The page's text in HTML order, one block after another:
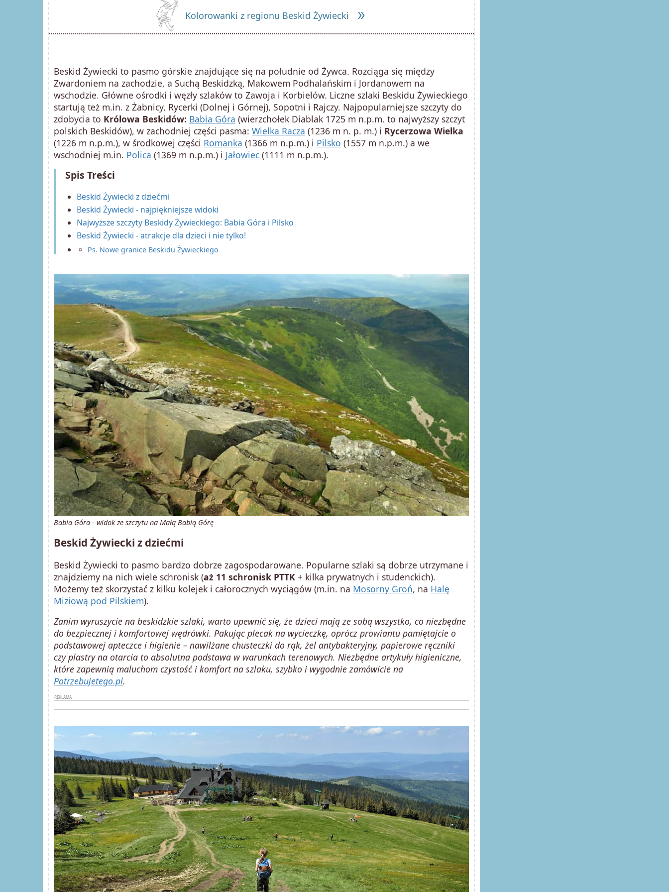
Kolorowanki z regionu Beskid Żywiecki double_arrow
Beskid Żywiecki to pasmo górskie znajdujące się na południe od Żywca. Rozciąga się między
Zwardoniem na zachodzie, a Suchą Beskidzką, Makowem Podhalańskim i Jordanowem na
wschodzie. Główne ośrodki i węzły szlaków to Zawoja i Korbielów. Liczne szlaki Beskidu Żywieckiego
startują też m.in. z Żabnicy, Rycerki (Dolnej i Górnej), Sopotni i Rajczy. Najpopularniejsze szczyty do
zdobycia to Królowa Beskidów: Babia Góra (wierzchołek Diablak 1725 m n.p.m. to najwyższy szczyt
polskich Beskidów), w zachodniej części pasma: Wielka Racza (1236 m n. p. m.) i Rycerzowa Wielka
(1226 m n.p.m.), w środkowej części Romanka (1366 m n.p.m.) i Pilsko (1557 m n.p.m.) a we
wschodniej m.in. Polica (1369 m n.p.m.) i Jałowiec (1111 m n.p.m.).
Spis Treści
Beskid Żywiecki z dziećmi
Beskid Żywiecki - najpiękniejsze widoki
Najwyższe szczyty Beskidy Żywieckiego: Babia Góra i Pilsko
Beskid Żywiecki - atrakcje dla dzieci i nie tylko!
Ps. Nowe granice Beskidu Żywieckiego
Babia Góra - widok ze szczytu na Małą Babią Górę
Beskid Żywiecki z dziećmi
Beskid Żywiecki to pasmo bardzo dobrze zagospodarowane. Popularne szlaki są dobrze utrzymane i
znajdziemy na nich wiele schronisk (aż 11 schronisk PTTK + kilka prywatnych i studenckich).
Możemy też skorzystać z kilku kolejek i całorocznych wyciągów (m.in. na Mosorny Groń, na Halę
Miziową pod Pilskiem).
Zanim wyruszycie na beskidzkie szlaki, warto upewnić się, że dzieci mają ze sobą wszystko, co niezbędne
do bezpiecznej i komfortowej wędrówki. Pakując plecak na wycieczkę, oprócz prowiantu pamiętajcie o
podstawowej apteczce i higienie – nawilżane chusteczki do rąk, żel antybakteryjny, papierowe ręczniki
czy plastry na otarcia to absolutna podstawa w warunkach terenowych. Niezbędne artykuły higieniczne,
które zapewnią maluchom czystość i komfort na szlaku, szybko i wygodnie zamówicie na
Potrzebujetego.pl.